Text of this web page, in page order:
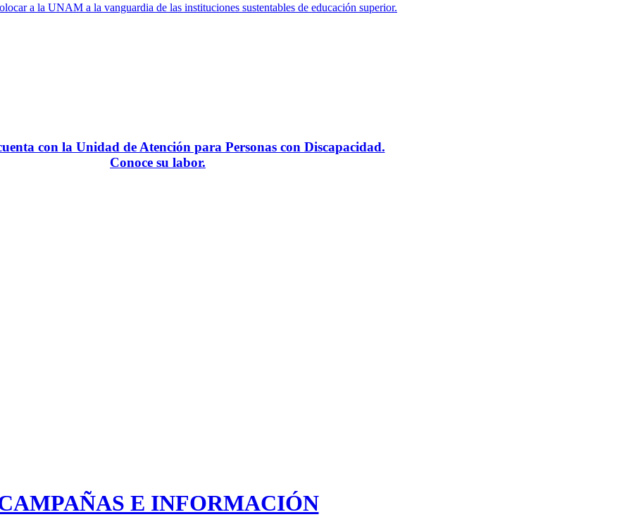
a la UNAM a la vanguardia de las instituciones sustentables de educación superior.
con la Unidad de Atención para Personas con Discapacidad.
Conoce su labor.
E INFORMACIÓN